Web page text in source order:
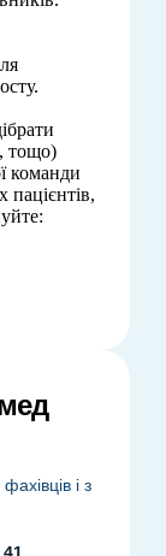
тощо)
команди
пацієнтів,
і з